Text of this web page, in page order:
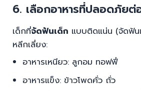
6. เลือกอาหารที่ปลอดภัยต่
เด็กที่จัดฟันเด็ก แบบติดแน่น (จัดฟั
หลีกเลี่ยง:
อาหารเหนียว: ลูกอม ทอฟฟี่
อาหารแข็ง: ข้าวโพดคั่ว ถั่ว